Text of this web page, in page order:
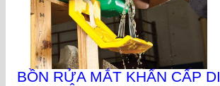
BỒN RỬA MẮT KHẨN CẤP DI